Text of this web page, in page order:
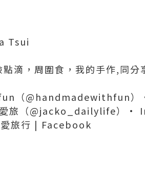
Tsui
滴，周圍食，我的手作,同
（@handmadewithfun）
旅（@jacko_dailylife）•
旅行 | Facebook